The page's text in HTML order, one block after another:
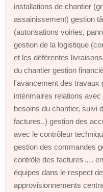
installations de chantier
assainissement) gestion
(autorisations voiries,
gestion de la logistique
et les déférentes
du chantier gestion
l'avancement des travaux
intérimaires relations
besoins du chantier, suivi
factures..) gestion des
avec le contrôleur
gestion des commandes
contrôle des factures….
équipes dans le respect
approvisionnements